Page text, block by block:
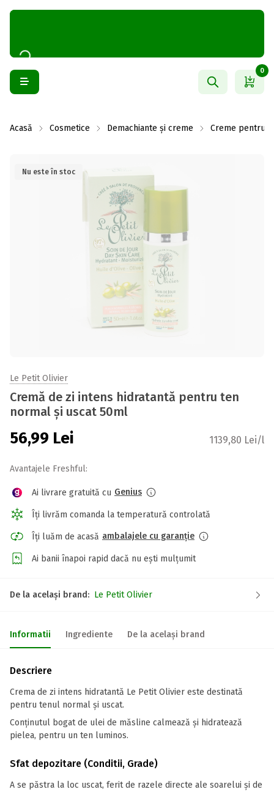
0
Acasă Cosmetice Demachiante și creme Creme pentru
Nu este în stoc
Le Petit Olivier
Cremă de zi intens hidratantă pentru ten
normal și uscat 50ml
56,99 Lei 1139,80 Lei/l
Avantajele Freshful:
Ai livrare gratuită cu Genius
Îți livrăm comanda la temperatură controlată
Îți luăm de acasă ambalajele cu garanție
Ai banii înapoi rapid dacă nu ești mulțumit
De la același brand: Le Petit Olivier
Informatii Ingrediente De la același brand
Descriere
Crema de zi intens hidratantă Le Petit Olivier este destinată
pentru tenul normal și uscat.
Conținutul bogat de ulei de măsline calmează și hidratează
pielea, pentru un ten luminos.
Sfat depozitare (Conditii, Grade)
A se păstra la loc uscat, ferit de razele directe ale soarelui și de